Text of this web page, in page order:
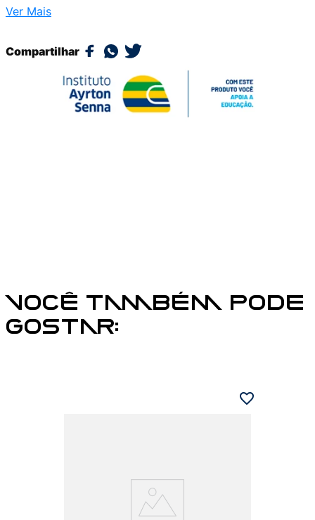
Ver Mais
Compartilhar
VOCÊ TAMBÉM PODE
GOSTAR: